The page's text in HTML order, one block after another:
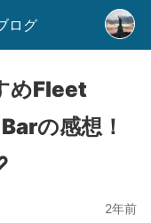
ログ
めFleet
の感想！
2年前